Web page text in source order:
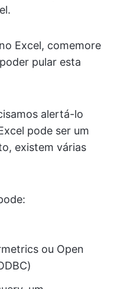
Excel, comemore
pular esta
alertá-lo
pode ser um
existem várias
ou Open